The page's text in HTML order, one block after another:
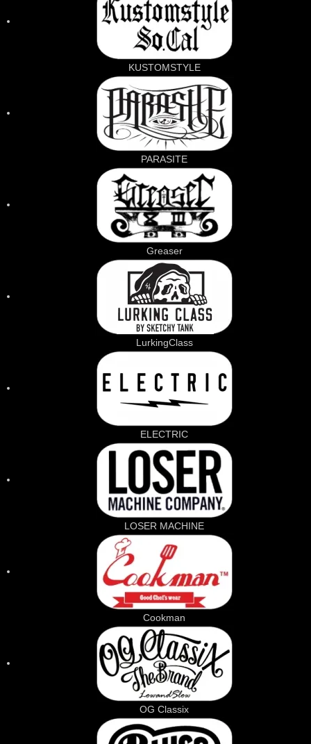
KUSTOMSTYLE
PARASITE
Greaser
LurkingClass
ELECTRIC
LOSER MACHINE
Cookman
OG Classix